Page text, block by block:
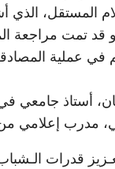
و قد تمت مراجعة
في عملية
قدرات